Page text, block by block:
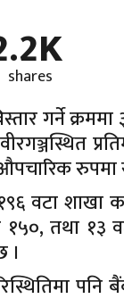
shares
गर्ने क्रममा
वटा शाखा
तथा १३
।